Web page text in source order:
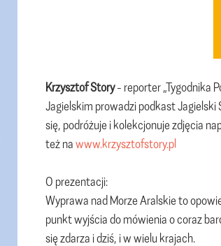
Krzysztof Story- reporter „Tygodnika
Jagielskim prowadzi podkast Jagielski
się, podróżuje i kolekcjonuje zdjęcia
też nawww.krzysztofstory.pl
O prezentacji:
Wyprawa nad Morze Aralskie to
punkt wyjścia do mówienia o coraz
się zdarza i dziś, i w wielu krajach.